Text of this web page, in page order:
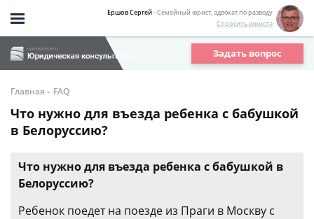
Ершов Сергей- Семейный юрист, адвокат по разводу
Спросить юриста
Задать вопрос
Главная - FAQ
Что нужно для въезда ребенка с бабушкой
в Белоруссию?
Что нужно для въезда ребенка с бабушкой в
Белоруссию?
Ребенок поедет на поезде из Праги в Москву с